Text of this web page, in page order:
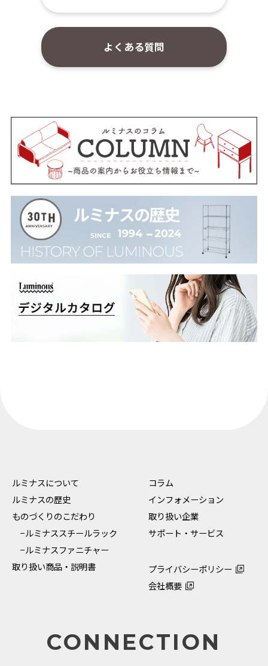
よくある質問
ルミナスについて
ルミナスの歴史
ものづくりのこだわり
−ルミナススチールラック
−ルミナスファニチャー
取り扱い商品・説明書
コラム
インフォメーション
取り扱い企業
サポート・サービス
プライバシーポリシー
会社概要
CONNECTION